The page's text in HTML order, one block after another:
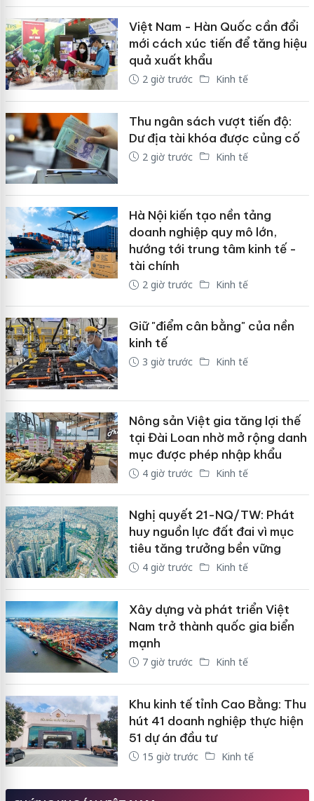
Việt Nam - Hàn Quốc cần đổi
mới cách xúc tiến để tăng hiệu
quả xuất khẩu
2 giờ trước Kinh tế
Thu ngân sách vượt tiến độ:
Dư địa tài khóa được củng cố
2 giờ trước Kinh tế
Hà Nội kiến tạo nền tảng
doanh nghiệp quy mô lớn,
hướng tới trung tâm kinh tế -
tài chính
2 giờ trước Kinh tế
Giữ "điểm cân bằng" của nền
kinh tế
3 giờ trước Kinh tế
Nông sản Việt gia tăng lợi thế
tại Đài Loan nhờ mở rộng danh
mục được phép nhập khẩu
4 giờ trước Kinh tế
Nghị quyết 21-NQ/TW: Phát
huy nguồn lực đất đai vì mục
tiêu tăng trưởng bền vững
4 giờ trước Kinh tế
Xây dựng và phát triển Việt
Nam trở thành quốc gia biển
mạnh
7 giờ trước Kinh tế
Khu kinh tế tỉnh Cao Bằng: Thu
hút 41 doanh nghiệp thực hiện
51 dự án đầu tư
15 giờ trước Kinh tế